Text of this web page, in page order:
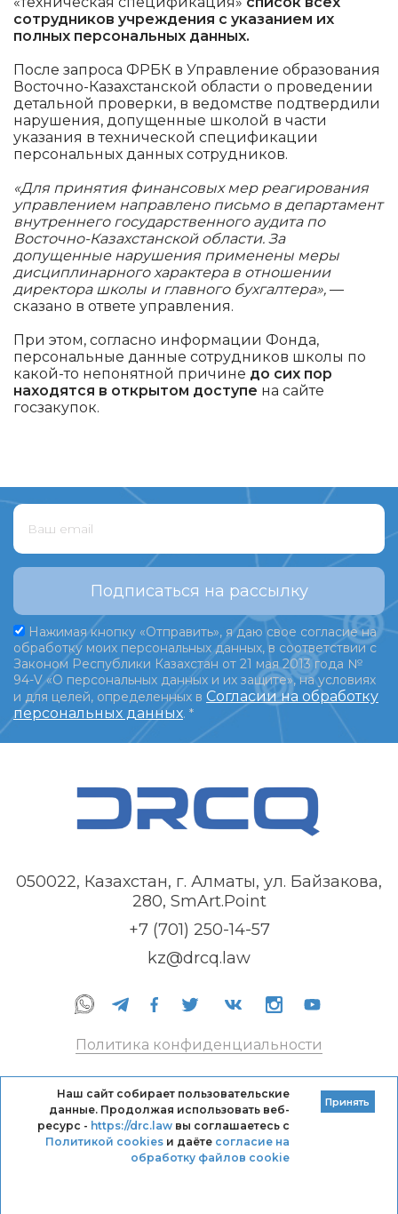
сотрудников учреждения с указанием их
полных персональных данных.
После запроса ФРБК в Управление образования
Восточно-Казахстанской области о проведении
детальной проверки, в ведомстве подтвердили
нарушения, допущенные школой в части
указания в технической спецификации
персональных данных сотрудников.
«Для принятия финансовых мер реагирования
управлением направлено письмо в департамент
внутреннего государственного аудита по
Восточно-Казахстанской области. За
допущенные нарушения применены меры
дисциплинарного характера в отношении
директора школы и главного бухгалтера», —
сказано в ответе управления.
При этом, согласно информации Фонда,
персональные данные сотрудников школы по
какой-то непонятной причине до сих пор
находятся в открытом доступе на сайте
госзакупок.
Подписаться на рассылку
Нажимая кнопку «Отправить», я даю свое согласие на
обработку моих персональных данных, в соответствии с
Законом Республики Казахстан от 21 мая 2013 года №
94-V «О персональных данных и их защите», на условиях
и для целей, определенных в Согласии на обработку
персональных данных. *
050022, Казахстан, г. Алматы, ул. Байзакова,
280, SmArt.Point
+7 (701) 250-14-57
kz@drcq.law
Политика конфиденциальности
Кодекс профессиональной этики DRC
Правила оказания услуг
Наш сайт собирает пользовательские
данные. Продолжая использовать веб-
ресурс - https://drc.lawвы соглашаетесь с
Политикой cookiesи даёте согласие на
обработку файлов cookie
Принять